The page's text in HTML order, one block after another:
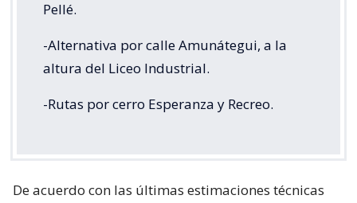
Pellé.
-Alternativa por calle Amunátegui, a la
altura del Liceo Industrial.
-Rutas por cerro Esperanza y Recreo.
De acuerdo con las últimas estimaciones técnicas